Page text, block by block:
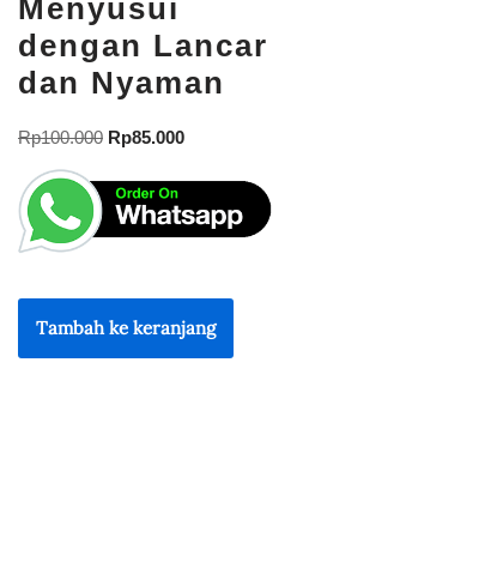
Menyusui
dengan Lancar
dan Nyaman
Rp100.000 Rp85.000
Tambah ke keranjang